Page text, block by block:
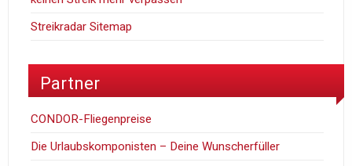
Streikradar Sitemap
Partner
CONDOR-Fliegenpreise
Die Urlaubskomponisten – Deine Wunscherfüller